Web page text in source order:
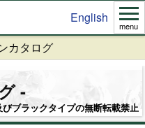
English
menu
カタログ
びブラックタイプの無断転載禁止